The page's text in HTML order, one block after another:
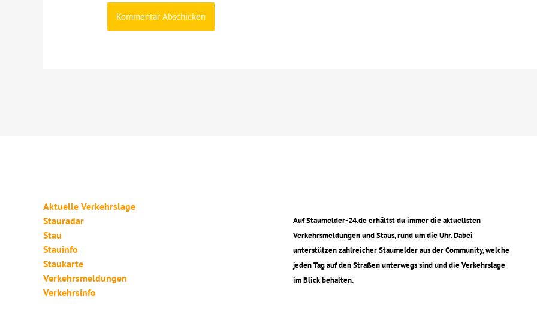
Aktuelle Verkehrslage
Stauradar
Stau
Stauinfo
Staukarte
Verkehrsmeldungen
Verkehrsinfo
Auf Staumelder-24.de erhältst du immer die aktuellsten
Verkehrsmeldungen und Staus, rund um die Uhr. Dabei
unterstützen zahlreicher Staumelder aus der Community, welche
jeden Tag auf den Straßen unterwegs sind und die Verkehrslage
im Blick behalten.